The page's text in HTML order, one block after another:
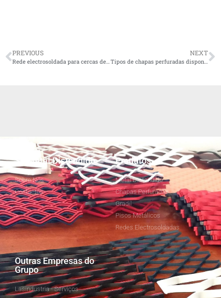
PREVIOUS
Rede electrosoldada para cercas de animais
NEXT
Tipos de chapas perfuradas disponíveis na Metal Distendido
SJ Metal Distendido
Sobre Nós
Contactos
Produtos
Metal Distendido
Chapas Perfuradas
Gradil
Pisos Metálicos
Redes Electrosoldadas
Outras Empresas do
Grupo
Lasindustria - Serviços